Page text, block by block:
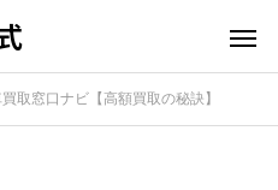
取窓口ナビ【高額買取の秘訣】